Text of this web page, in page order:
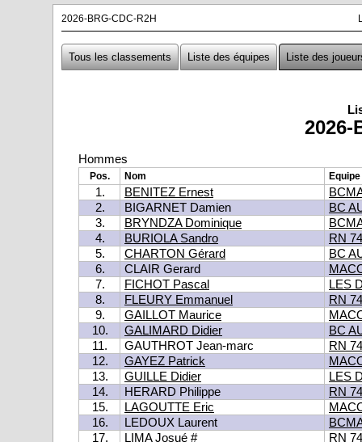
2026-BRG-CDC-R2H
Tous les classements Liste des équipes Liste des
2026-
Hommes
Pos. Nom
1. BENITEZ Ernest
2.
BIGARNET Damien
BC
3.
BRYNDZA Dominique
4.
BURIOLA Sandro
RN 74
5.
CHARTON Gérard
BC
6.
CLAIR Gerard
7.
FICHOT Pascal
LES
8.
FLEURY Emmanuel
RN 74
9.
GAILLOT Maurice
10.
GALIMARD Didier
BC
11.
GAUTHROT Jean-marc
RN 74
12.
GAYEZ Patrick
13.
GUILLE Didier
LES
14.
HERARD Philippe
RN 74
15.
LAGOUTTE Eric
16.
LEDOUX Laurent
17.
LIMA Josué #
RN 74